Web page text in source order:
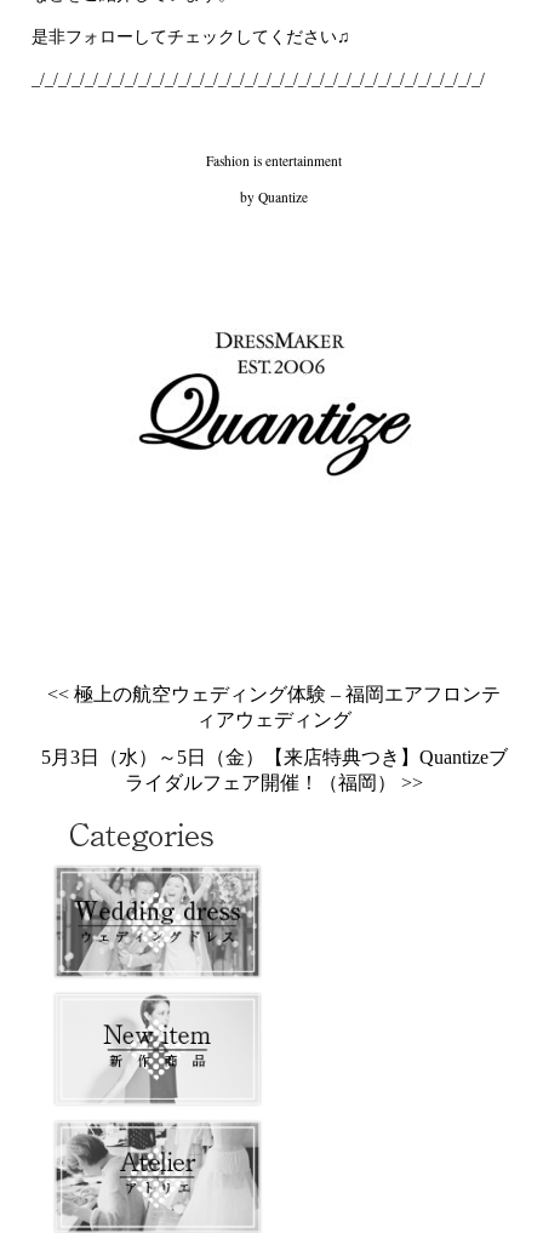
是非フォローしてチェックしてください♫
_/_/_/_/_/_/_/_/_/_/_/_/_/_/_/_/_/_/_/_/_/_/_/_/_/_/_/_/_/_/_/_/_/_/
Fashion is entertainment
by Quantize
<< 極上の航空ウェディング体験 – 福岡エアフロンテ
ィアウェディング
5月3日（水）～5日（金）【来店特典つき】Quantizeブ
ライダルフェア開催！（福岡） >>